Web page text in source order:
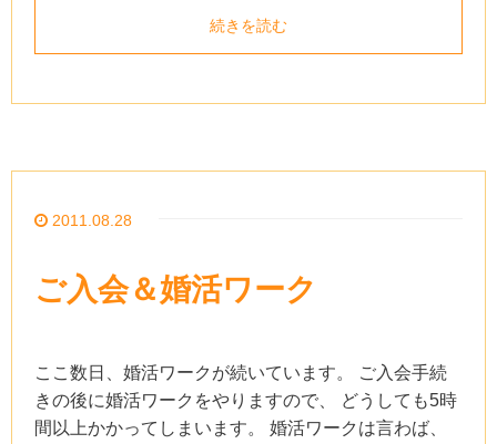
続きを読む
2011.08.28
ご入会＆婚活ワーク
ここ数日、婚活ワークが続いています。 ご入会手続
きの後に婚活ワークをやりますので、 どうしても5時
間以上かかってしまいます。 婚活ワークは言わば、